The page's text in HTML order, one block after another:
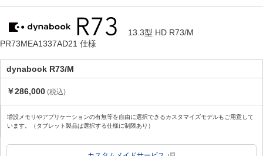
13.3型 HD R73/M
PR73MEA1337AD21 仕様
dynabook R73/M
￥286,000 (税込)
増設メモリやアプリケーションの有無等を自由に選択できるカスタマイズモデルもご用意して
います。（タブレット製品は選択する仕様に制限あり）